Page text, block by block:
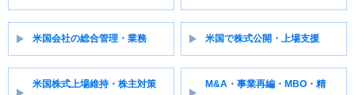
米国会社の総合管理・業務 米国で株式公開・上場支援
米国株式上場維持・株主対策 M&A・事業再編・MBO・精